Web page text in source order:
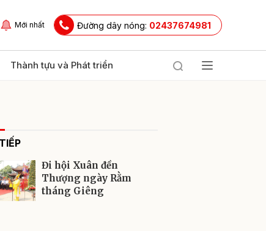
Mới nhất Đường dây nóng: 02437674981
Thành tựu và Phát triển
Đi hội Xuân đền
Thượng ngày Rằm
tháng Giêng